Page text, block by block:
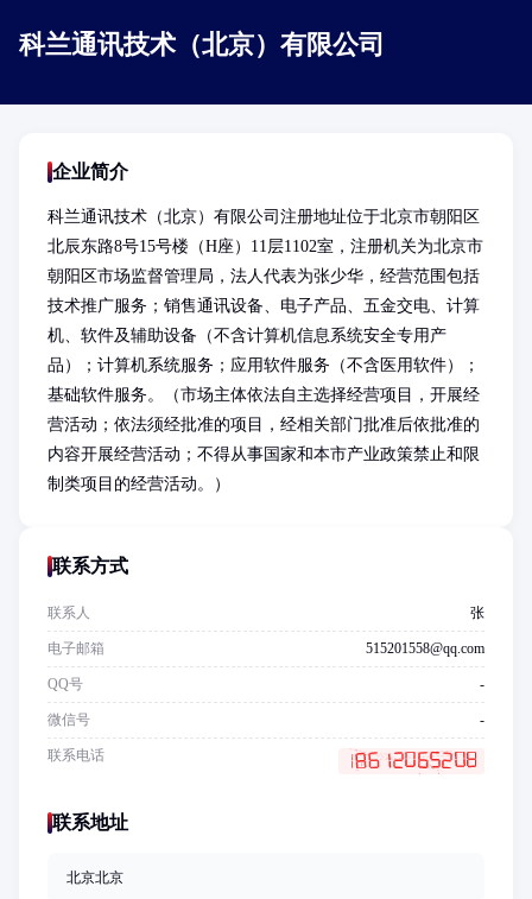
科兰通讯技术（北京）有限公司
企业简介
科兰通讯技术（北京）有限公司注册地址位于北京市朝阳区
北辰东路8号15号楼（H座）11层1102室，注册机关为北京市
朝阳区市场监督管理局，法人代表为张少华，经营范围包括
技术推广服务；销售通讯设备、电子产品、五金交电、计算
机、软件及辅助设备（不含计算机信息系统安全专用产
品）；计算机系统服务；应用软件服务（不含医用软件）；
基础软件服务。（市场主体依法自主选择经营项目，开展经
营活动；依法须经批准的项目，经相关部门批准后依批准的
内容开展经营活动；不得从事国家和本市产业政策禁止和限
制类项目的经营活动。）
联系方式
联系人 张
电子邮箱 515201558@qq.com
QQ号 -
微信号 -
联系电话
联系地址
北京北京